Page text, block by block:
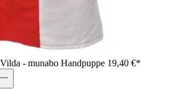
- munabo Handpuppe 19,40 €*